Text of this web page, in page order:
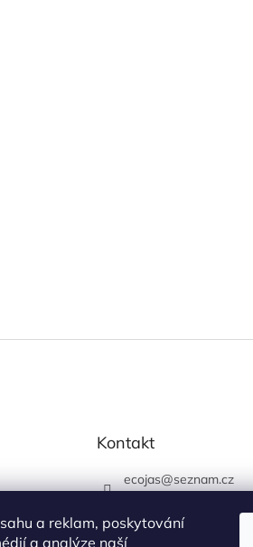
a reklam, poskytování
a analýze naší
Kontakt
ecojas@seznam.cz
730 444 400 (prodejna